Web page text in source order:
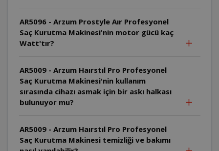
AR5096 - Arzum Prostyle Aır Profesyonel
Saç Kurutma Makinesi'nin motor gücü kaç
Watt'tır?
AR5009 - Arzum Haırstıl Pro Profesyonel
Saç Kurutma Makinesi'nin kullanım
sırasında cihazı asmak için bir askı halkası
bulunuyor mu?
AR5009 - Arzum Haırstıl Pro Profesyonel
Saç Kurutma Makinesi temizliği ve bakımı